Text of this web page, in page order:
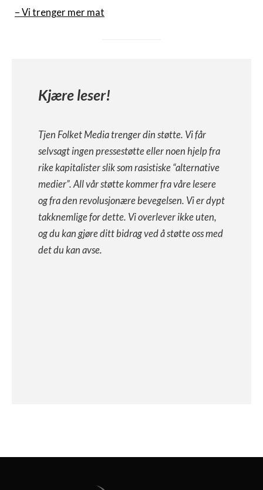
– Vi trenger mer mat
Kjære leser!
Tjen Folket Media trenger din støtte. Vi får
selvsagt ingen pressestøtte eller noen hjelp fra
rike kapitalister slik som rasistiske “alternative
medier”. All vår støtte kommer fra våre lesere
og fra den revolusjonære bevegelsen. Vi er dypt
takknemlige for dette. Vi overlever ikke uten,
og du kan gjøre ditt bidrag ved å støtte oss med
det du kan avse.